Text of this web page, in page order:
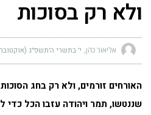
ולא רק בסוכות
אליאור כהן י׳ בתשרי ה׳תשפ״ג (אוקטובר 5, 2022)
האורחים זורמים, ולא רק בחג
שננטשו, תמר ויהודה עזבו הכל כדי